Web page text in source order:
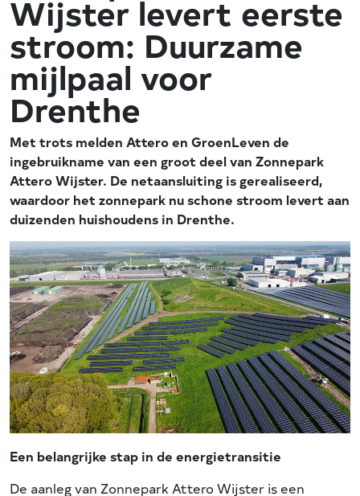
Wijster levert eerste
stroom: Duurzame
mijlpaal voor
Drenthe
Met trots melden Attero en GroenLeven de
ingebruikname van een groot deel van Zonnepark
Attero Wijster. De netaansluiting is gerealiseerd,
waardoor het zonnepark nu schone stroom levert aan
duizenden huishoudens in Drenthe.
Een belangrijke stap in de energietransitie
De aanleg van Zonnepark Attero Wijster is een